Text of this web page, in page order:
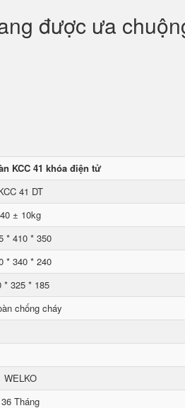
được ưa
KCC 41 khóa điện tử
41 DT
40 ± 10kg
* 410 * 350
* 340 * 240
* 325 * 185
chống cháy
WELKO
36 Tháng